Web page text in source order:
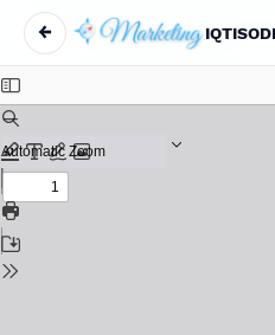
←
Return to Article Details